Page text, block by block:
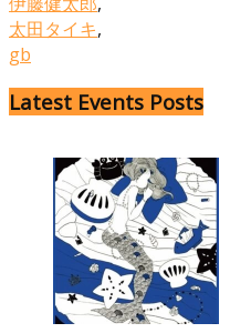
太田タイキ,
gb
Latest Events Posts